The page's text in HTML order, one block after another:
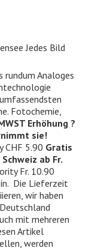
Jedes Bild
rundum Analoges
Fotochemie,
Erhöhung ?
sie!
CHF 5.90 Gratis
ab Fr.
Fr. 10.90
Die Lieferzeit
wir haben
mit mehreren
Artikel
werden